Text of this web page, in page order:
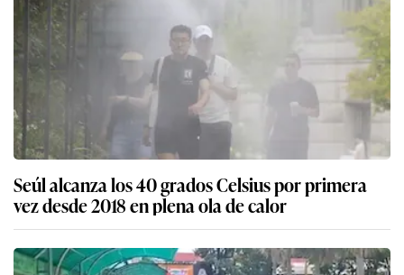
Seúl alcanza los 40 grados Celsius por primera
vez desde 2018 en plena ola de calor